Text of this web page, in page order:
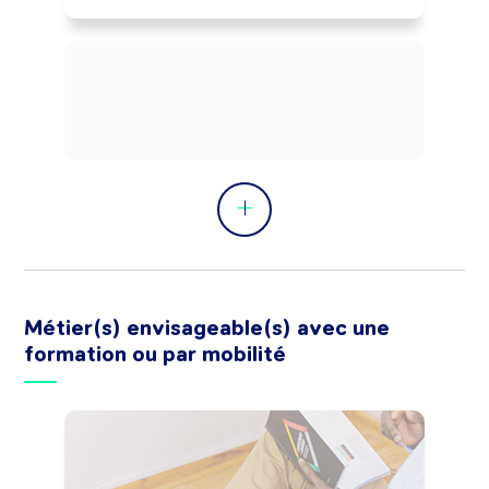
financier, selon les normes et la
Métier(s) envisageable(s) avec une
formation ou par mobilité